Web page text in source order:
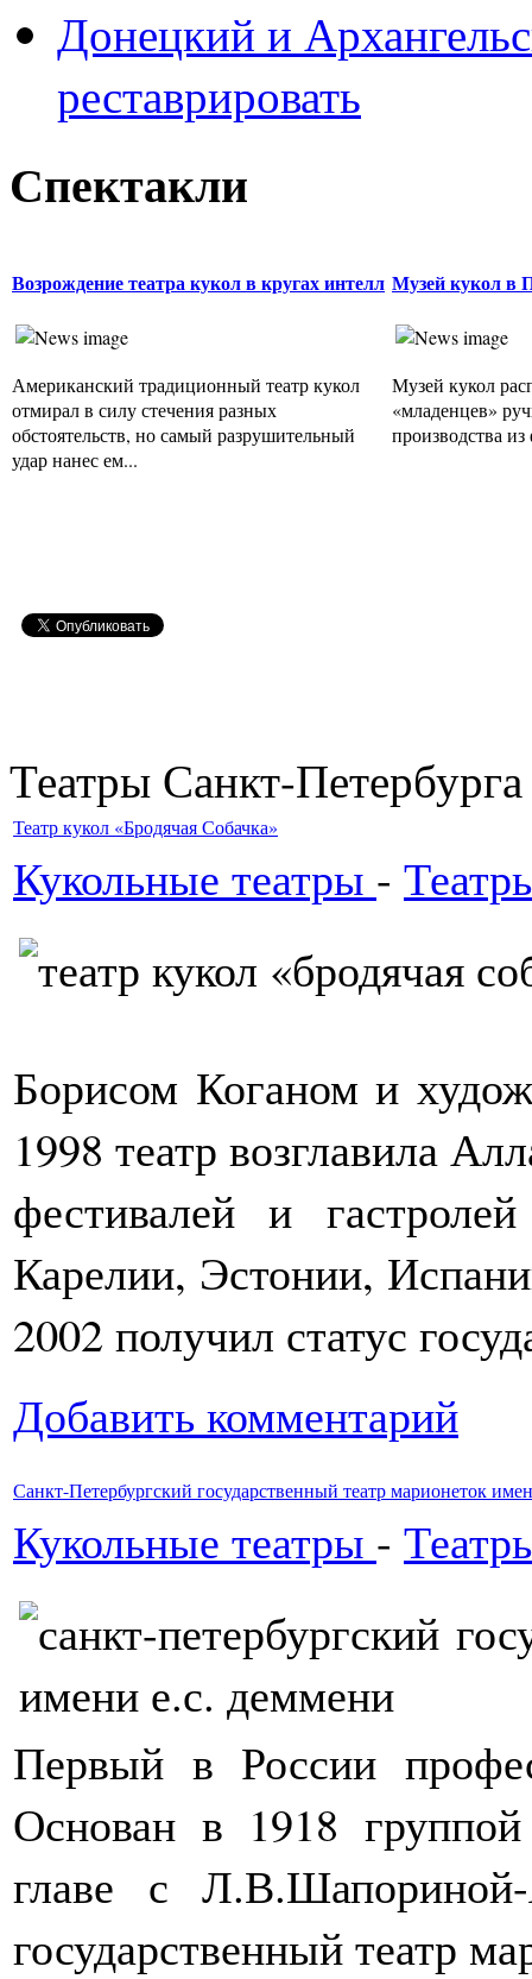
Донецкий и
реставрировать
Спектакли
Возрождение театра кукол в кругах интелл
Американский традиционный театр кукол
отмирал в силу стечения разных
обстоятельств, но самый разрушительный
удар нанес ем...
Музей кукол в
Музей кукол
«младенцев»
производства
Театры Санкт-Петербурга
Театр кукол «Бродячая Собачка»
Кукольные театры -
Борисом Коганом и
1998 театр возглавила
фестивалей и
Карелии, Эстонии,
2002 получил статус
Добавить комментарий
Санкт-Петербургский государственный театр марионеток
Кукольные театры -
Первый в России
Основан в 1918
главе с Л.В.Шапориной-
государственный театр